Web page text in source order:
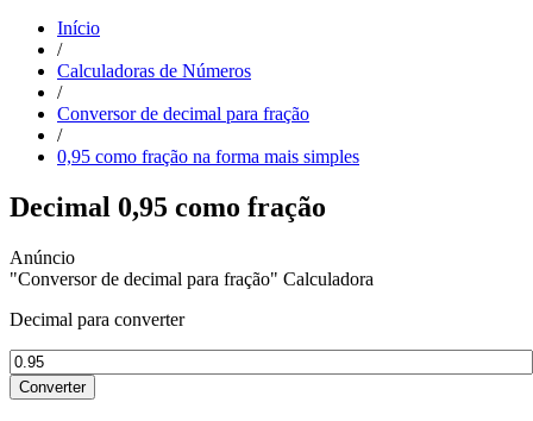
Início
/
Calculadoras de Números
/
Conversor de decimal para fração
/
0,95 como fração na forma mais simples
Decimal 0,95 como fração
"Conversor de decimal para fração" Calculadora
Decimal para converter
Converter